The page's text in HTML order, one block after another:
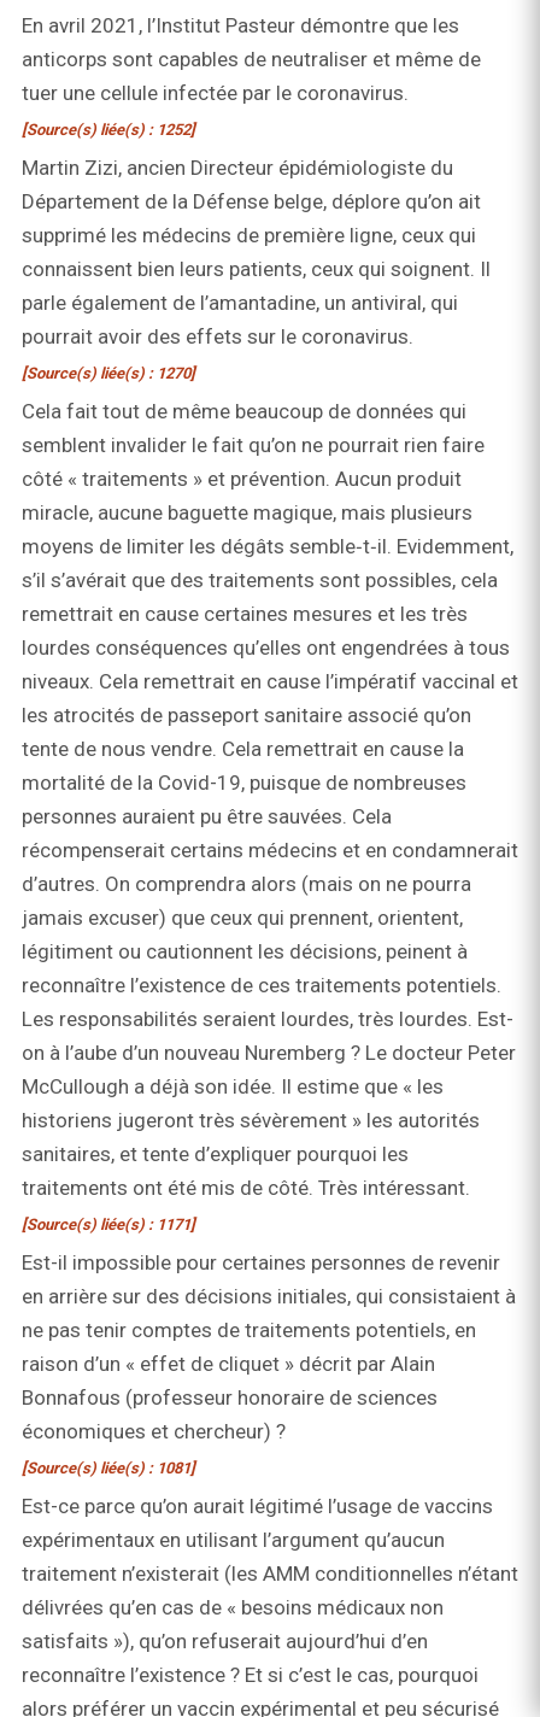
En avril 2021, l’Institut Pasteur démontre que les
anticorps sont capables de neutraliser et même de
tuer une cellule infectée par le coronavirus.
[Source(s) liée(s) : 1252]
Martin Zizi, ancien Directeur épidémiologiste du
Département de la Défense belge, déplore qu’on ait
supprimé les médecins de première ligne, ceux qui
connaissent bien leurs patients, ceux qui soignent. Il
parle également de l’amantadine, un antiviral, qui
pourrait avoir des effets sur le coronavirus.
[Source(s) liée(s) : 1270]
Cela fait tout de même beaucoup de données qui
semblent invalider le fait qu’on ne pourrait rien faire
côté « traitements » et prévention. Aucun produit
miracle, aucune baguette magique, mais plusieurs
moyens de limiter les dégâts semble‑t‑il. Evidemment,
s’il s’avérait que des traitements sont possibles, cela
remettrait en cause certaines mesures et les très
lourdes conséquences qu’elles ont engendrées à tous
niveaux. Cela remettrait en cause l’impératif vaccinal et
les atrocités de passeport sanitaire associé qu’on
tente de nous vendre. Cela remettrait en cause la
mortalité de la Covid-19, puisque de nombreuses
personnes auraient pu être sauvées. Cela
récompenserait certains médecins et en condamnerait
d’autres. On comprendra alors (mais on ne pourra
jamais excuser) que ceux qui prennent, orientent,
légitiment ou cautionnent les décisions, peinent à
reconnaître l’existence de ces traitements potentiels.
Les responsabilités seraient lourdes, très lourdes. Est-
on à l’aube d’un nouveau Nuremberg ? Le docteur Peter
McCullough a déjà son idée. Il estime que « les
historiens jugeront très sévèrement » les autorités
sanitaires, et tente d’expliquer pourquoi les
traitements ont été mis de côté. Très intéressant.
[Source(s) liée(s) : 1171]
Est-il impossible pour certaines personnes de revenir
en arrière sur des décisions initiales, qui consistaient à
ne pas tenir comptes de traitements potentiels, en
raison d’un « effet de cliquet » décrit par Alain
Bonnafous (professeur honoraire de sciences
économiques et chercheur) ?
[Source(s) liée(s) : 1081]
Est-ce parce qu’on aurait légitimé l’usage de vaccins
expérimentaux en utilisant l’argument qu’aucun
traitement n’existerait (les AMM conditionnelles n’étant
délivrées qu’en cas de « besoins médicaux non
satisfaits »), qu’on refuserait aujourd’hui d’en
reconnaître l’existence ? Et si c’est le cas, pourquoi
alors préférer un vaccin expérimental et peu sécurisé